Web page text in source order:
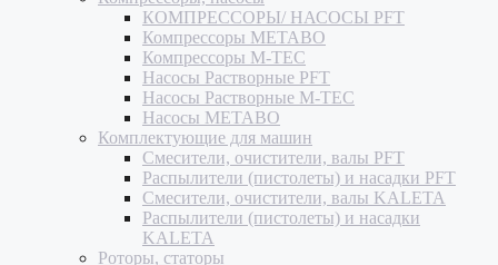
КОМПРЕССОРЫ/ НАСОСЫ PFT
Компрессоры METABO
Компрессоры M-TEC
Насосы Растворные PFT
Насосы Растворные M-TEC
Насосы METABO
Комплектующие для машин
Смесители, очистители, валы PFT
Распылители (пистолеты) и насадки PFT
Смесители, очистители, валы KALETA
Распылители (пистолеты) и насадки
KALETA
Роторы, статоры